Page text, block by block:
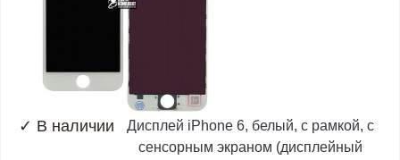
✓ В наличии
Дисплей iPhone 6, белый, с рамкой, с
сенсорным экраном (дисплейный